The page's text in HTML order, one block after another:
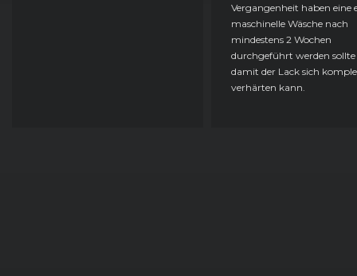
Vergangenheit haben eine
maschinelle Wäsche nach
mindestens 2 Wochen
durchgeführt werden sollte
damit der Lack sich
verhärten kann.